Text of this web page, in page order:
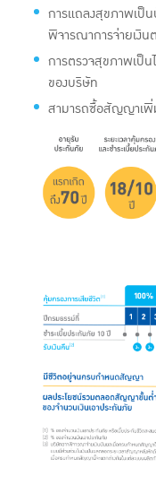
การแถลงสุขภาพเป็
พิจารณาการจ่ายเงิ
การตรวจสุขภาพเป็
ของบริษัท
สามารถซื้อสัญญาเพิ่